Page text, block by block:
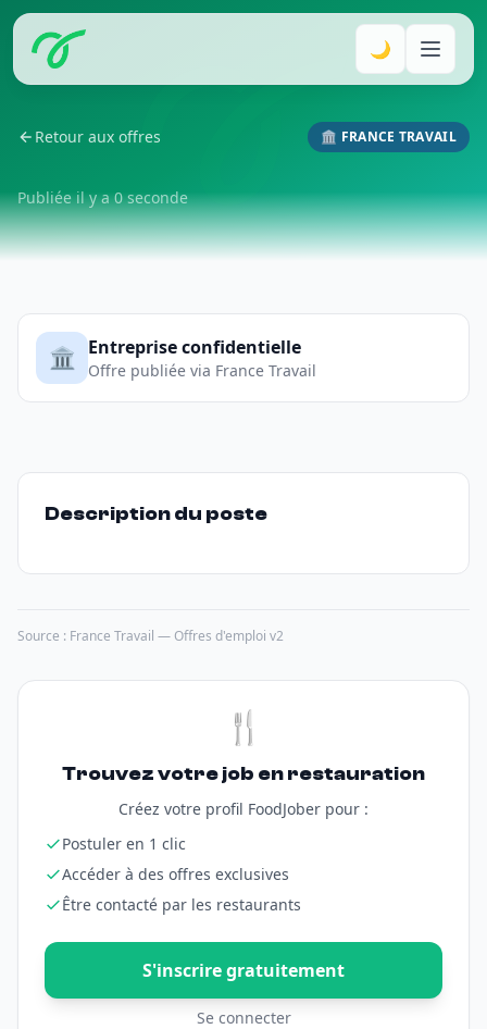
🌙
Retour aux offres 🏛️ FRANCE TRAVAIL
Publiée il y a 0 seconde
🏛️ Entreprise confidentielle
Offre publiée via France Travail
Description du poste
Source : France Travail — Offres d'emploi v2
🍴
Trouvez votre job en restauration
Créez votre profil FoodJober pour :
Postuler en 1 clic
Accéder à des offres exclusives
Être contacté par les restaurants
S'inscrire gratuitement
Se connecter